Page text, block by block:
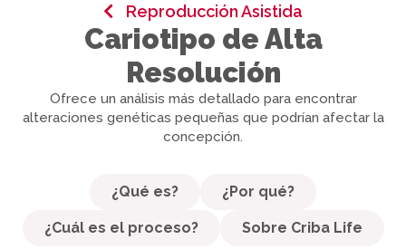
Reproducción Asistida
Cariotipo de Alta
Resolución
Ofrece un análisis más detallado para encontrar
alteraciones genéticas pequeñas que podrían afectar la
concepción.
¿Qué es? ¿Por qué?
¿Cuál es el proceso? Sobre Criba Life